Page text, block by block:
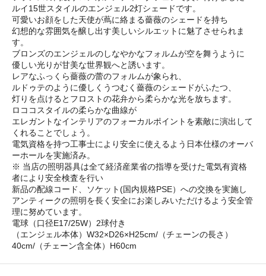
ルイ15世スタイルのエンジェル2灯シェードです。
可愛いお顔をした天使が蔦に絡まる薔薇のシェードを持ち
幻想的な雰囲気を醸し出す美しいシルエットに魅了させられま
す。
ブロンズのエンジェルのしなやかなフォルムが空を舞うように
優しい光りが甘美な世界観へと誘います。
レアなふっくら薔薇の蕾のフォルムが象られ、
ルドゥテのように優しくうつむく薔薇のシェードがふたつ、
灯りを点けるとフロストの花弁から柔らかな光を放ちます。
ロココスタイルの柔らかな曲線が
エレガントなインテリアのフォーカルポイントを素敵に演出して
くれることでしょう。
電気資格を持つ工事士により安全に使えるよう日本仕様のオーバ
ーホールを実施済み。
※ 当店の照明器具は全て経済産業省の指導を受けた電気有資格
者により安全検査を行い
新品の配線コード、ソケット(国内規格PSE）への交換を実施し
アンティークの照明を長く安全にお楽しみいただけるよう安全管
理に努めています。
電球（口径E17/25W）2球付き
（エンジェル本体）W32×D26×H25cm/（チェーンの長さ）
40cm/（チェーン含全体）H60cm